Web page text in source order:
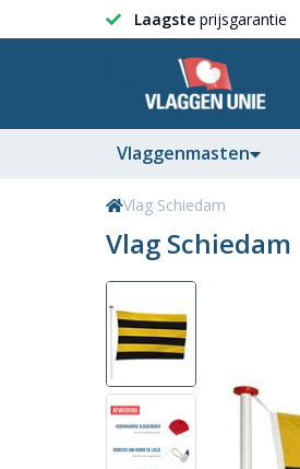
Laagste prijsgarantie
Vlaggenmasten
Vlag Schiedam
Vlag Schiedam